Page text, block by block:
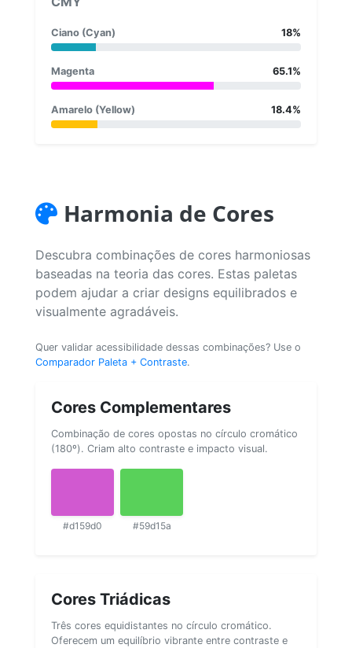
Ciano (Cyan) 18%
Magenta 65.1%
Amarelo (Yellow) 18.4%
Harmonia de Cores
Descubra combinações de cores harmoniosas
baseadas na teoria das cores. Estas paletas
podem ajudar a criar designs equilibrados e
visualmente agradáveis.
Quer validar acessibilidade dessas combinações? Use o
Comparador Paleta + Contraste.
Cores Complementares
Combinação de cores opostas no círculo cromático
(180º). Criam alto contraste e impacto visual.
#d159d0 #59d15a
Cores Triádicas
Três cores equidistantes no círculo cromático.
Oferecem um equilíbrio vibrante entre contraste e